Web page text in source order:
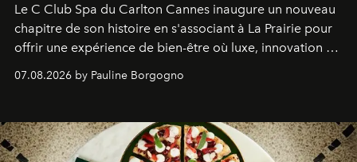
Le C Club Spa du Carlton Cannes inaugure un nouveau
chapitre de son histoire en s'associant à La Prairie pour
offrir une expérience de bien-être où luxe, innovation et
expertise se rencontrent.
07.08.2026 by Pauline Borgogno